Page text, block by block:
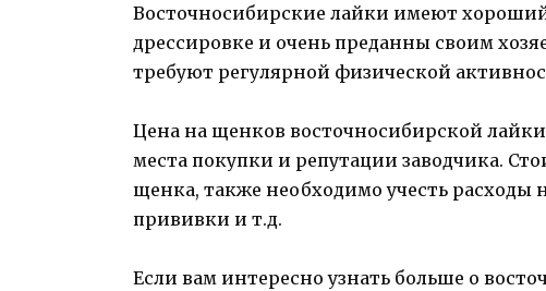
Восточносибирские лайки имеют
дрессировке и очень преданны своим
требуют регулярной физической
Цена на щенков восточносибирской
места покупки и репутации заводчика.
щенка, также необходимо учесть расходы
прививки и т.д.
Если вам интересно узнать больше о